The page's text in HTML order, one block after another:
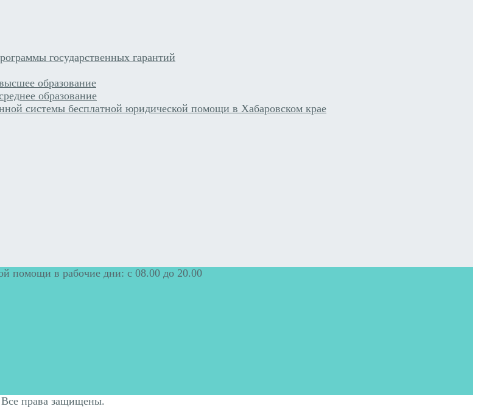
государственных гарантий
образование
образование
системы бесплатной юридической помощи в Хабаровском крае
помощи в рабочие дни: с 08.00 до 20.00
права защищены.